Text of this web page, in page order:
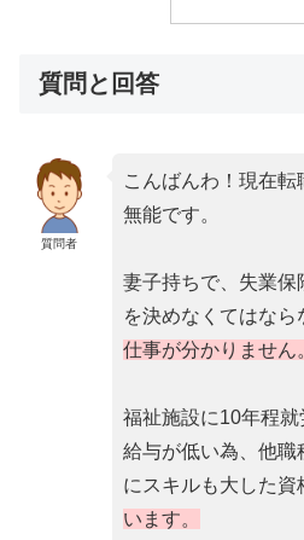
質問と回答
質問者
こんばんわ！現在
無能です。
妻子持ちで、失業保
を決めなくてはなら
仕事が分かりません
福祉施設に10年程就
給与が低い為、他職
にスキルも大した資
います。